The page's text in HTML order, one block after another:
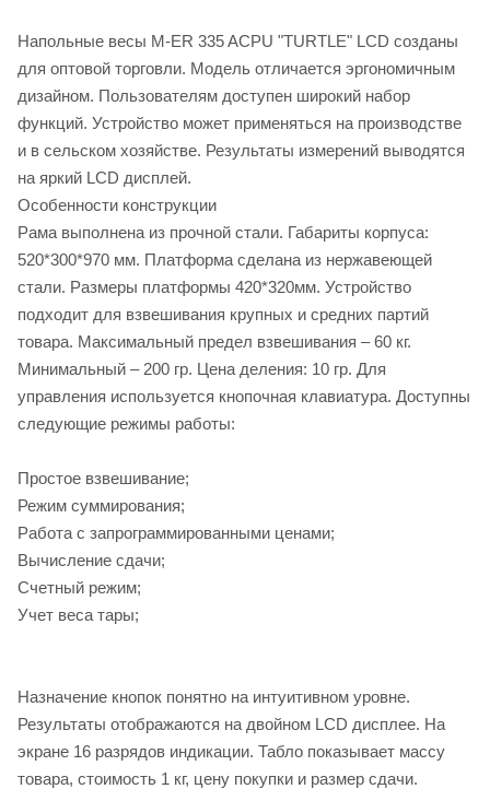
Напольные весы M-ER 335 ACPU "TURTLE" LCD созданы
для оптовой торговли. Модель отличается эргономичным
дизайном. Пользователям доступен широкий набор
функций. Устройство может применяться на производстве
и в сельском хозяйстве. Результаты измерений выводятся
на яркий LCD дисплей.
Особенности конструкции
Рама выполнена из прочной стали. Габариты корпуса:
520*300*970 мм. Платформа сделана из нержавеющей
стали. Размеры платформы 420*320мм. Устройство
подходит для взвешивания крупных и средних партий
товара. Максимальный предел взвешивания – 60 кг.
Минимальный – 200 гр. Цена деления: 10 гр. Для
управления используется кнопочная клавиатура. Доступны
следующие режимы работы:
Простое взвешивание;
Режим суммирования;
Работа с запрограммированными ценами;
Вычисление сдачи;
Счетный режим;
Учет веса тары;
Назначение кнопок понятно на интуитивном уровне.
Результаты отображаются на двойном LCD дисплее. На
экране 16 разрядов индикации. Табло показывает массу
товара, стоимость 1 кг, цену покупки и размер сдачи.